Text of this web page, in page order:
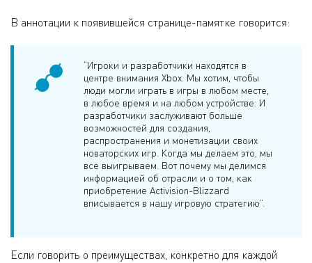
В аннотации к появившейся странице-памятке говорится:
“Игроки и разработчики находятся в
центре внимания Xbox. Мы хотим, чтобы
люди могли играть в игры в любом месте,
в любое время и на любом устройстве. И
разработчики заслуживают больше
возможностей для создания,
распространения и монетизации своих
новаторских игр. Когда мы делаем это, мы
все выигрываем. Вот почему мы делимся
информацией об отрасли и о том, как
приобретение Activision-Blizzard
вписывается в нашу игровую стратегию”.
Если говорить о преимуществах, конкретно для каждой